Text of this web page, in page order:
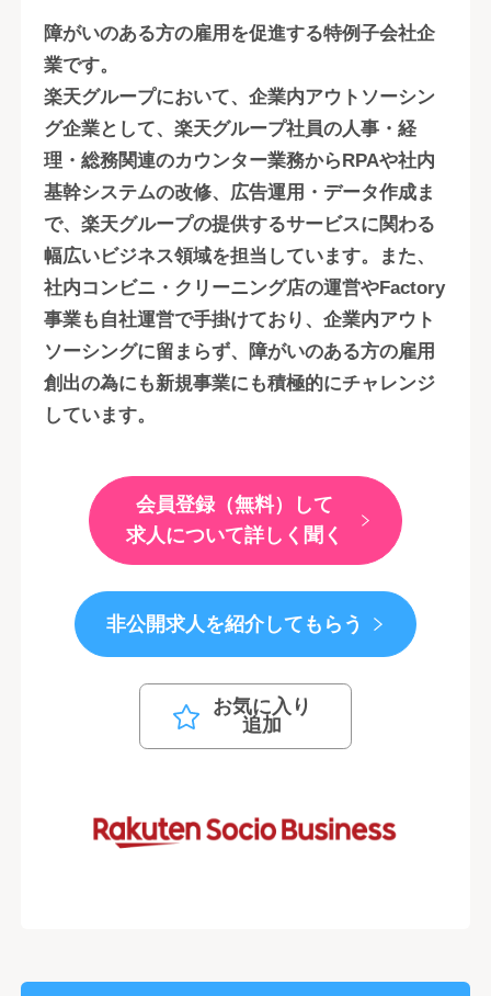
障がいのある方の雇用を促進する特例子会社企
業です。
楽天グループにおいて、企業内アウトソーシン
グ企業として、楽天グループ社員の人事・経
理・総務関連のカウンター業務からRPAや社内
基幹システムの改修、広告運用・データ作成ま
で、楽天グループの提供するサービスに関わる
幅広いビジネス領域を担当しています。また、
社内コンビニ・クリーニング店の運営やFactory
事業も自社運営で手掛けており、企業内アウト
ソーシングに留まらず、障がいのある方の雇用
創出の為にも新規事業にも積極的にチャレンジ
しています。
会員登録（無料）して
求人について詳しく聞く
非公開求人を紹介してもらう
お気に入り
追加